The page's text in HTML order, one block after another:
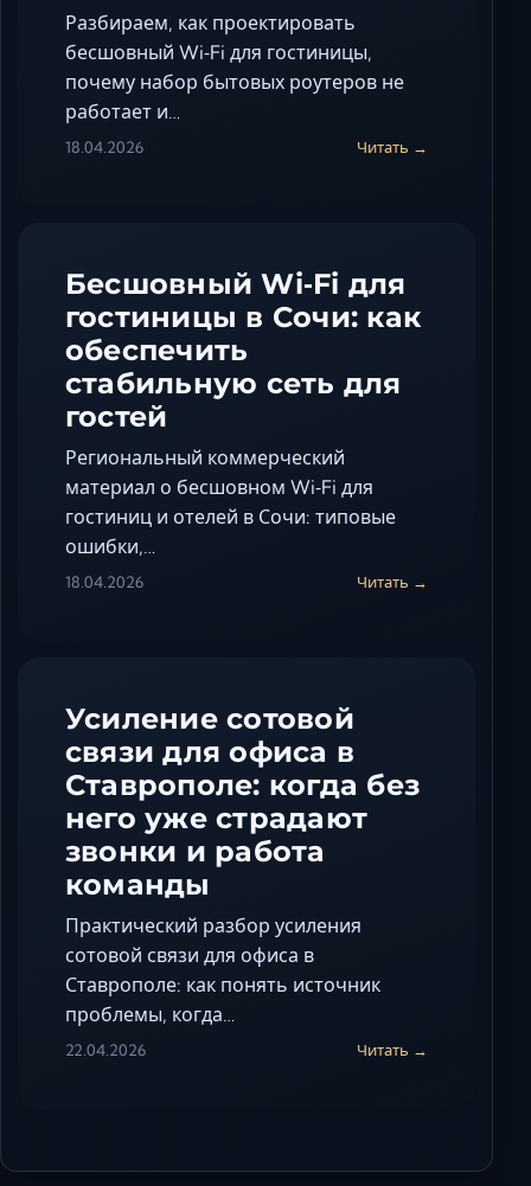
Разбираем, как проектировать
бесшовный Wi‑Fi для гостиницы,
почему набор бытовых роутеров не
работает и…
18.04.2026 Читать →
Бесшовный Wi‑Fi для
гостиницы в Сочи: как
обеспечить
стабильную сеть для
гостей
Региональный коммерческий
материал о бесшовном Wi‑Fi для
гостиниц и отелей в Сочи: типовые
ошибки,…
18.04.2026 Читать →
Усиление сотовой
связи для офиса в
Ставрополе: когда без
него уже страдают
звонки и работа
команды
Практический разбор усиления
сотовой связи для офиса в
Ставрополе: как понять источник
проблемы, когда…
22.04.2026 Читать →